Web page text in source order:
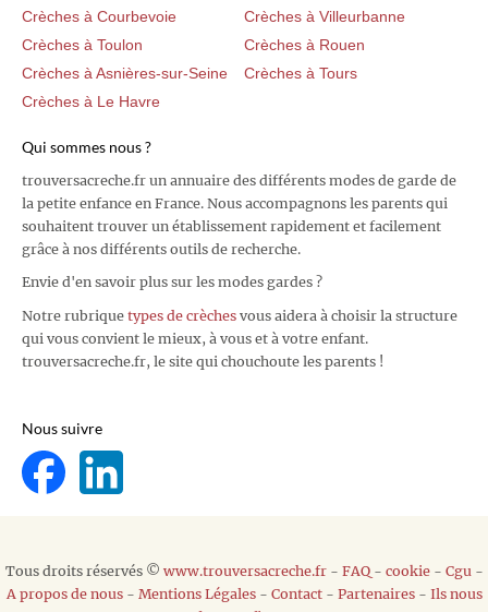
Crèches à Courbevoie
Crèches à Villeurbanne
Crèches à Toulon
Crèches à Rouen
Crèches à Asnières-sur-Seine
Crèches à Tours
Crèches à Le Havre
Qui sommes nous ?
trouversacreche.fr un annuaire des différents modes de garde de
la petite enfance en France. Nous accompagnons les parents qui
souhaitent trouver un établissement rapidement et facilement
grâce à nos différents outils de recherche.
Envie d'en savoir plus sur les modes gardes ?
Notre rubrique types de crèches vous aidera à choisir la structure
qui vous convient le mieux, à vous et à votre enfant.
trouversacreche.fr, le site qui chouchoute les parents !
Nous suivre
Tous droits réservés © www.trouversacreche.fr- FAQ- cookie- Cgu-
A propos de nous- Mentions Légales- Contact- Partenaires- Ils nous